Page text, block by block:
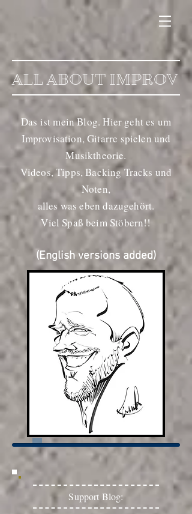
ALL ABOUT IMPROV
Das ist mein Blog. Hier geht es um
Improvisation, Gitarre spielen und
Musiktheorie.
Videos, Tipps, Backing Tracks und
Noten,
alles was eben dazugehört.
Viel Spaß beim Stöbern!!
(English versions added)
Support Blog: